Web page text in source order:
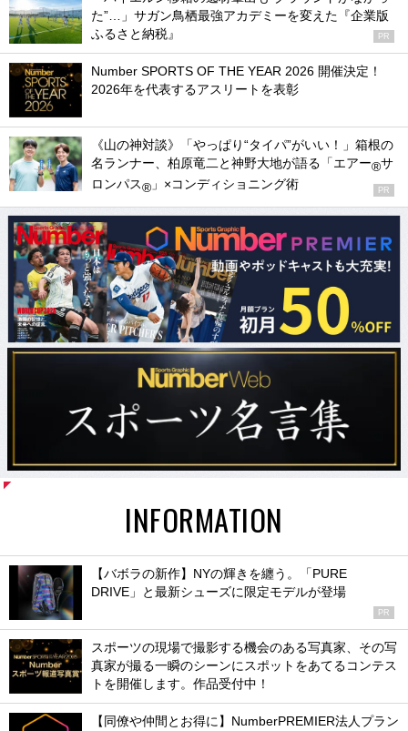
た”…」サガン鳥栖最強アカデミーを変えた『企業版
ふるさと納税』
PR
Number SPORTS OF THE YEAR 2026 開催決定！
2026年を代表するアスリートを表彰
《山の神対談》「やっぱり“タイパ”がいい！」箱根の
名ランナー、柏原竜二と神野大地が語る「エアー®サ
ロンパス® 」×コンディショニング術 PR
INFORMATION
【バボラの新作】NYの輝きを纏う。「PURE
DRIVE」と最新シューズに限定モデルが登場
PR
スポーツの現場で撮影する機会のある写真家、その写
真家が撮る一瞬のシーンにスポットをあてるコンテス
トを開催します。作品受付中！
【同僚や仲間とお得に】NumberPREMIER法人プラン